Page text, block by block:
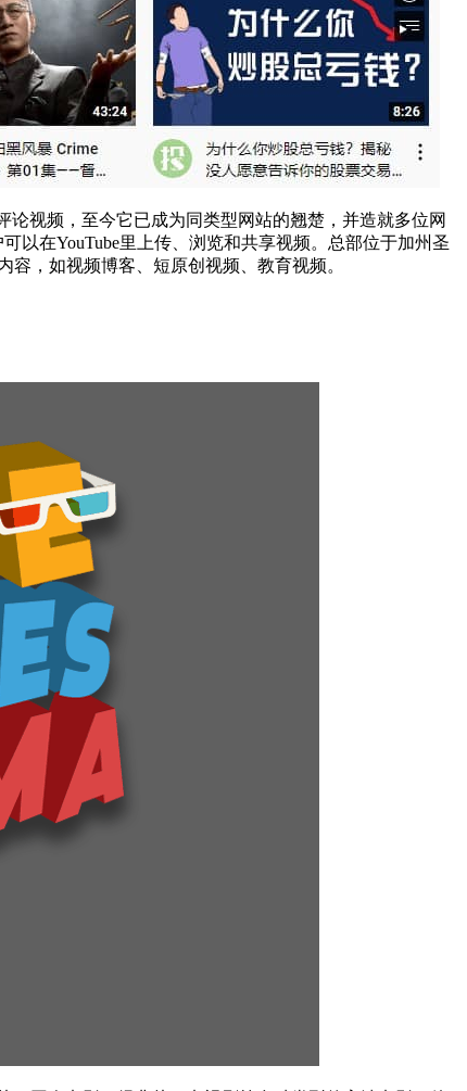
视频，至今它已成为同类型网站的翘楚，并造就多位网
以在YouTube里上传、浏览和共享视频。总部位于加州圣
，如视频博客、短原创视频、教育视频。